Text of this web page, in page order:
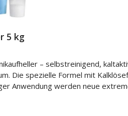
5 kg
– selbstreinigend,
Die spezielle Formel mit
Anwendung werden neue